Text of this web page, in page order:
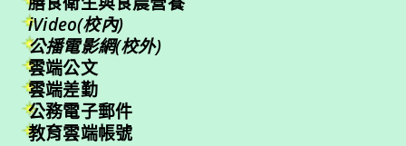
iVideo(校內)
公播電影網(校外)
雲端公文
雲端差勤
公務電子郵件
教育雲端帳號